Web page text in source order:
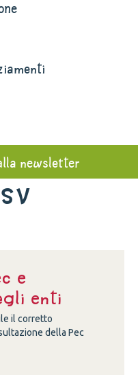
newsletter
e
enti
il corretto
della Pec